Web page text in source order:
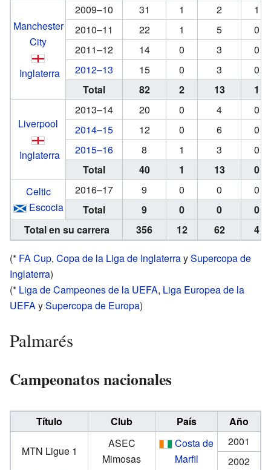
Manchester
City
Inglaterra
2009–10 31 1 2
1
2010–11
22 1 5
0
2011–12
14 0 3
0
2012–13
15 0 3
0
Total
82 2 13 1
Liverpool
Inglaterra
2013–14 20 0 4
0
2014–15
12 0 6
0
2015–16
8 1 3
0
Total
40 1 13
0
Celtic
Escocia
2016–17 9 0 0
0
Total
9 0 0
0
Total en su carrera
356 12 62 4
(* FA Cup, Copa de la Liga de InglaterraySupercopa de
Inglaterra)
(* Liga de Campeones de la UEFA, Liga Europea de la
UEFAySupercopa de Europa)
Palmarés
Campeonatos nacionales
Título Club País Año
MTN Ligue 1
ASEC
Mimosas
Costa de
Marfil
2001
2002